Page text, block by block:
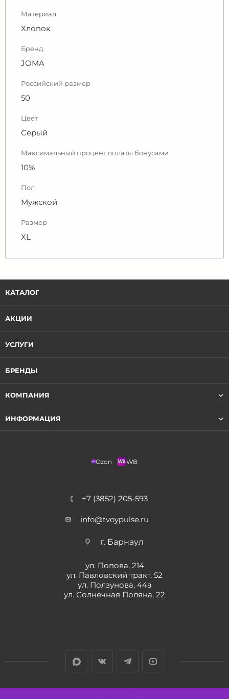
Материал
Хлопок
Бренд
JOMA
Российский размер
50
Цвет
Серый
Максимальный процент оплаты бонусами
10%
Пол
Мужской
Размер
XL
КАТАЛОГ
АКЦИИ
УСЛУГИ
БРЕНДЫ
КОМПАНИЯ
ИНФОРМАЦИЯ
Ozon WB
+7 (3852) 205-593
info@tvoypulse.ru
г. Барнаул
ул. Попова, 214
ул. Павловский тракт, 52
ул. Ползунова, 44а
ул. Солнечная Поляна, 22